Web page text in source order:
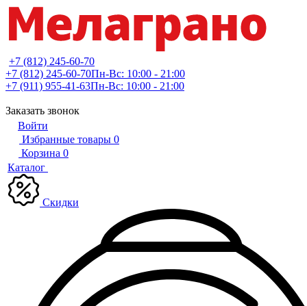
+7 (812) 245-60-70
+7 (812) 245-60-70Пн-Вс: 10:00 - 21:00
+7 (911) 955-41-63Пн-Вс: 10:00 - 21:00
Заказать звонок
Войти
Избранные товары 0
Корзина 0
Каталог
Скидки